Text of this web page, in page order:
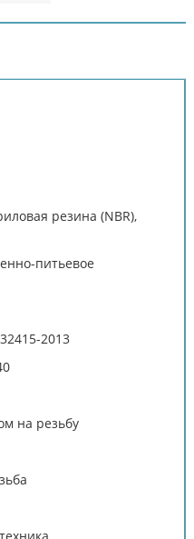
резина (NBR),
питьевое
2013
на резьбу